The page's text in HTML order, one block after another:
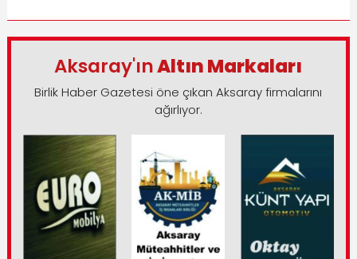
Aksaray'ınAltın Markaları
Birlik Haber Gazetesi öne çıkan Aksaray firmalarını
ağırlıyor.